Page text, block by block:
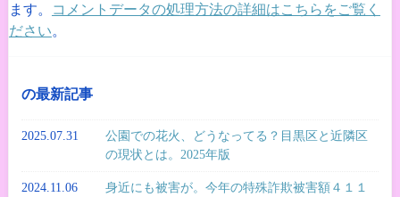
ます。
コメントデータの処理方法の詳細はこちらをご覧く
ださい。
の最新記事
2025.07.31
公園での花火、どうなってる？目黒区と近隣区
の現状とは。2025年版
2024.11.06
身近にも被害が。今年の特殊詐欺被害額４１１